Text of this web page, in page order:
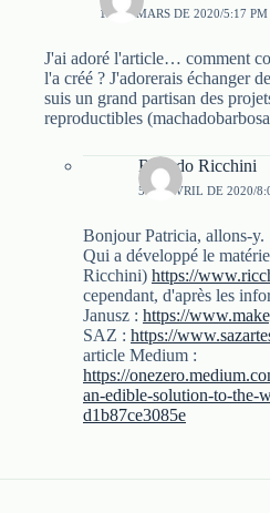
13 DE MARS DE 2020/5:17 PM
J'ai adoré l'article… comment
l'a créé ? J'adorerais échanger
suis un grand partisan des
reproductibles (
Ricardo Ricchini
5 DE AVRIL DE 2020/
Bonjour Patricia, allons-y.
Qui a développé le
Ricchini) https://
cependant, d'après les
Janusz : https://
SAZ : https://
article Medium :
https://
an-edible-solution-to-the-
d1b87ce3085e